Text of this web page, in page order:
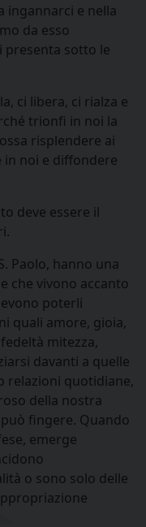
ingannarci e nella
da esso
sotto le
ci libera, ci rialza e
trionfi in noi la
risplendere ai
in noi e diffondere
deve essere il
Paolo, hanno una
che vivono accanto
poterli
quali amore, gioia,
mitezza,
davanti a quelle
relazioni quotidiane,
della nostra
fingere. Quando
emerge
o sono solo delle